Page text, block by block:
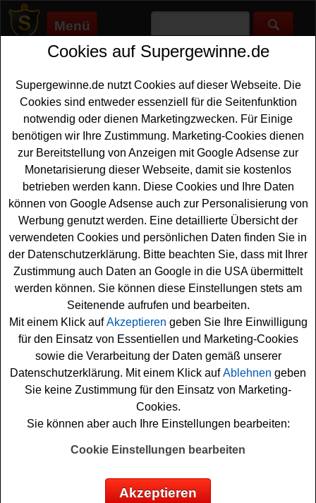
Menü
Supergewinne.de>Gewinnspiele>Sonstige Gewinnspiele
Anzeige:
Anzeige:
Bau-Welt Gewinnspiel - tolle
Accessoires fürs Bad gewinnen
Wer gern cooleAccessoires gewinnen möchte, sollte bei
diesem kostenlosen Bau-Welt Gewinnspiel mitmachen.
Verlost werden tolle Accessoires fürs Bad - eine
Zwitscherbox für entspannendes Vogelgezwitscher, eine
Oceanbox sowie eine Waschtasche. Falls Sie an dem
Bau-Welt Gewinnspiel kostenlos teilnehmen möchten,
sollten Sie kurz das kleine Formular ausfüllen und
können sich damit Ihre Gewinnchance sichern. Vielleicht
haben Sie ja Glück und werden als Gewinner gezogen?
Auf jeden Fall sind die Daumen schon fest gedrückt. Viel
Erfolg!
Bau-Welt verlost tolle Accessoires fürs
Cookies auf Supergewinne.de
Supergewinne.de nutzt Cookies auf dieser Webseite. Die
Cookies sind entweder essenziell für die Seitenfunktion
notwendig oder dienen Marketingzwecken. Für Einige
benötigen wir Ihre Zustimmung. Marketing-Cookies dienen
zur Bereitstellung von Anzeigen mit Google Adsense zur
Monetarisierung dieser Webseite, damit sie kostenlos
betrieben werden kann. Diese Cookies und Ihre Daten
können von Google Adsense auch zur Personalisierung von
Werbung genutzt werden. Eine detaillierte Übersicht der
verwendeten Cookies und persönlichen Daten finden Sie in
der Datenschutzerklärung. Bitte beachten Sie, dass mit Ihrer
Zustimmung auch Daten an Google in die USA übermittelt
werden können. Sie können diese Einstellungen stets am
Seitenende aufrufen und bearbeiten.
Mit einem Klick aufAkzeptieren geben Sie Ihre Einwilligung
für den Einsatz von Essentiellen und Marketing-Cookies
sowie die Verarbeitung der Daten gemäß unserer
Datenschutzerklärung. Mit einem Klick aufAblehnen geben
Sie keine Zustimmung für den Einsatz von Marketing-
Cookies.
Sie können aber auch Ihre Einstellungen bearbeiten:
Cookie Einstellungen bearbeiten
Akzeptieren